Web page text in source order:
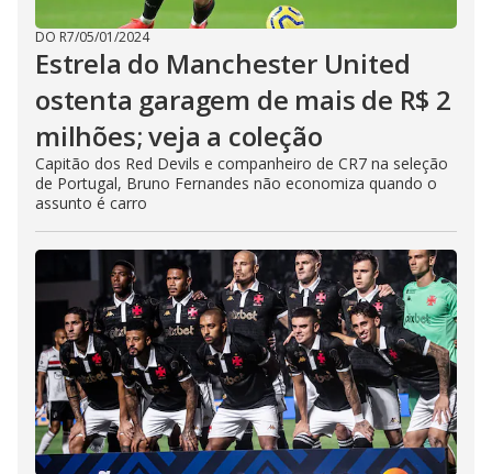
DO R7/05/01/2024
Estrela do Manchester United
ostenta garagem de mais de R$ 2
milhões; veja a coleção
Capitão dos Red Devils e companheiro de CR7 na seleção
de Portugal, Bruno Fernandes não economiza quando o
assunto é carro